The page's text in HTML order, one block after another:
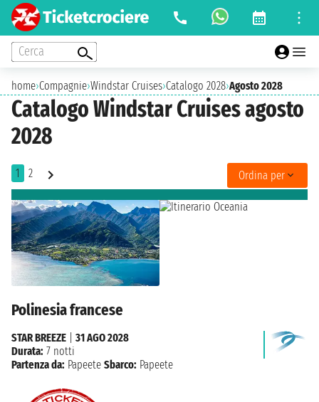
Cerca
home›Compagnie›Windstar Cruises›Catalogo 2028›Agosto 2028
Catalogo Windstar Cruises agosto
2028
1 2 Ordina per
Polinesia francese
STAR BREEZE
31 AGO 2028
Durata: 7 notti
Partenza da: Papeete Sbarco: Papeete